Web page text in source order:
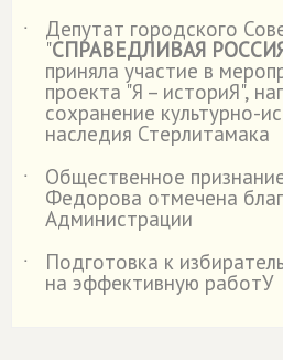
˙
Депутат городского
"СПРАВЕДЛИВАЯ
приняла участие в
проекта "Я – историЯ",
сохранение культурно-
наследия Стерлитамака
˙
Общественное
Федорова отмечена
Администрации
˙
Подготовка к
на эффективную работУ